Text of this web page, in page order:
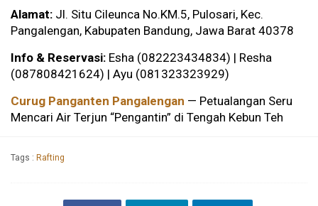
Alamat: Jl. Situ Cileunca No.KM.5, Pulosari, Kec.
Pangalengan, Kabupaten Bandung, Jawa Barat 40378
Info & Reservasi: Esha (082223434834) | Resha
(087808421624) | Ayu (081323323929)
Curug Panganten Pangalengan — Petualangan Seru
Mencari Air Terjun “Pengantin” di Tengah Kebun Teh
Tags : Rafting